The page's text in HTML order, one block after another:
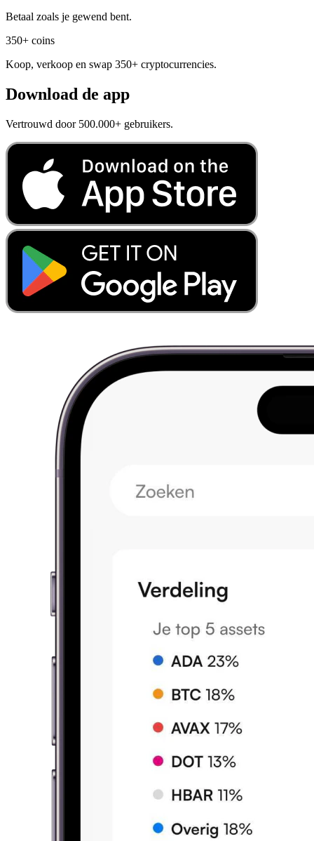
Betaal zoals je gewend bent.
350+ coins
Koop, verkoop en swap 350+ cryptocurrencies.
Download de app
Vertrouwd door 500.000+ gebruikers.